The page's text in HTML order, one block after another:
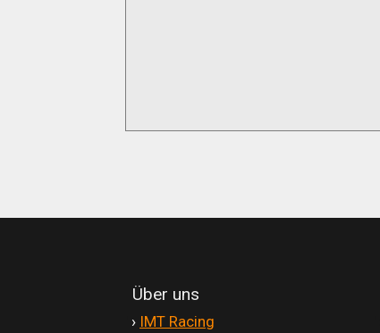
Über uns
› IMT Racing